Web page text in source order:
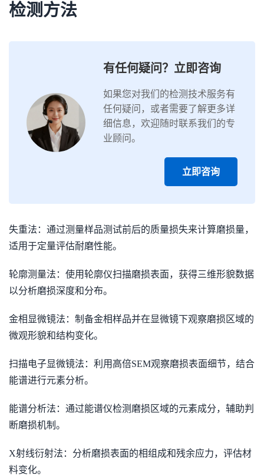
检测方法
有任何疑问？立即咨询
如果您对我们的检测技术服务有
任何疑问，或者需要了解更多详
细信息，欢迎随时联系我们的专
业顾问。
立即咨询
失重法：通过测量样品测试前后的质量损失来计算磨损量，
适用于定量评估耐磨性能。
轮廓测量法：使用轮廓仪扫描磨损表面，获得三维形貌数据
以分析磨损深度和分布。
金相显微镜法：制备金相样品并在显微镜下观察磨损区域的
微观形貌和结构变化。
扫描电子显微镜法：利用高倍SEM观察磨损表面细节，结合
能谱进行元素分析。
能谱分析法：通过能谱仪检测磨损区域的元素成分，辅助判
断磨损机制。
X射线衍射法：分析磨损表面的相组成和残余应力，评估材
料变化。